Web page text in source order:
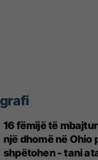
16 fëmijë të
një dhomë në Ohio
shpëtohen - tani